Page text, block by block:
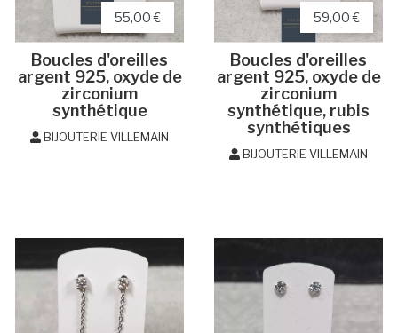
55,00 €
Boucles d'oreilles
argent 925, oxyde de
zirconium
synthétique
BIJOUTERIE VILLEMAIN
59,00 €
Boucles d'oreilles
argent 925, oxyde de
zirconium
synthétique, rubis
synthétiques
BIJOUTERIE VILLEMAIN